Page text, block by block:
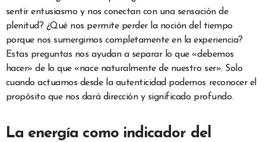
sentir entusiasmo y nos conectan con una sensación de
plenitud? ¿Qué nos permite perder la noción del tiempo
porque nos sumergimos completamente en la experiencia?
Estas preguntas nos ayudan a separar lo que «debemos
hacer» de lo que «nace naturalmente de nuestro ser». Solo
cuando actuamos desde la autenticidad podemos reconocer el
propósito que nos dará dirección y significado profundo.
La energía como indicador del